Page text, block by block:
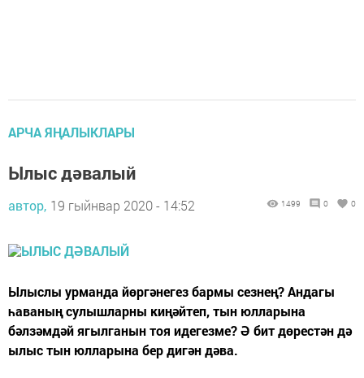
АРЧА ЯҢАЛЫКЛАРЫ
Ылыс дәвалый
автор, 19 гыйнвар 2020 - 14:52 1499 0 0
Ылыслы урманда йөргәнегез бармы сезнең? Андагы
һаваның сулышларны киңәйтеп, тын юлларына
бәлзәмдәй ягылганын тоя идегезме? Ә бит дөрестән дә
ылыс тын юлларына бер дигән дәва.